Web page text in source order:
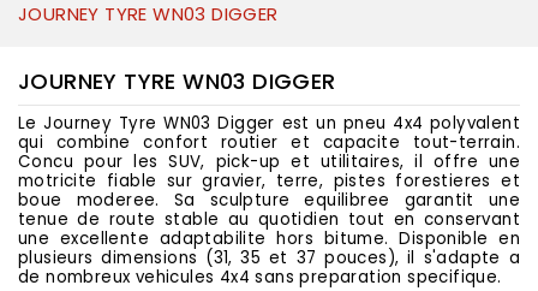
JOURNEY TYRE WN03 DIGGER
JOURNEY TYRE WN03 DIGGER
Le Journey Tyre WN03 Digger est un pneu 4x4 polyvalent
qui combine confort routier et capacite tout-terrain.
Concu pour les SUV, pick-up et utilitaires, il offre une
motricite fiable sur gravier, terre, pistes forestieres et
boue moderee. Sa sculpture equilibree garantit une
tenue de route stable au quotidien tout en conservant
une excellente adaptabilite hors bitume. Disponible en
plusieurs dimensions (31, 35 et 37 pouces), il s'adapte a
de nombreux vehicules 4x4 sans preparation specifique.